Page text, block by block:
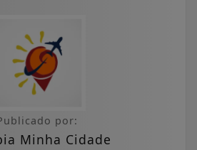
por:
Minha Cidade